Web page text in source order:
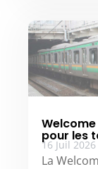
pour les
16 Juil 2026
La